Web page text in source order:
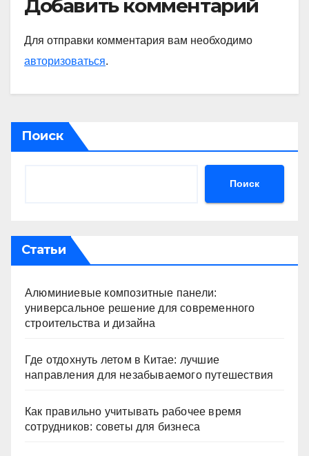
Добавить комментарий
Для отправки комментария вам необходимо
авторизоваться.
Поиск
Поиск
Статьи
Алюминиевые композитные панели:
универсальное решение для современного
строительства и дизайна
Где отдохнуть летом в Китае: лучшие
направления для незабываемого путешествия
Как правильно учитывать рабочее время
сотрудников: советы для бизнеса